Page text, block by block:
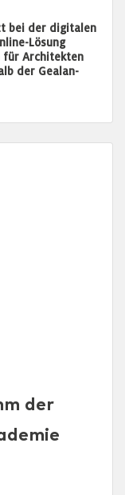
bei der digitalen
Lösung
für Architekten
der Gealan-
der